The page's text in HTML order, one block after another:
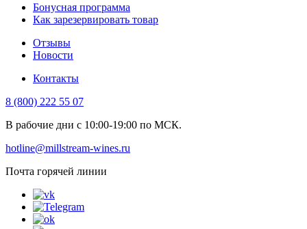
Бонусная программа
Как зарезервировать товар
Отзывы
Новости
Контакты
8 (800) 222 55 07
В рабочие дни с 10:00-19:00 по МСК.
hotline@millstream-wines.ru
Почта горячей линии